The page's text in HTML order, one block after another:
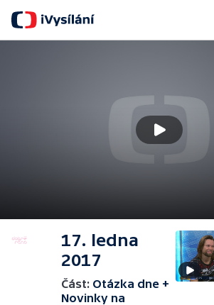
17. ledna
2017
Část: Otázka dne +
Novinky na